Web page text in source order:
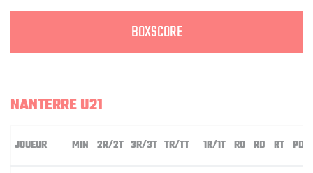
BOXSCORE
NANTERRE U21
JOUEUR MIN 2R/2T 3R/3T TR/TT 1R/1T RO RD RT PD